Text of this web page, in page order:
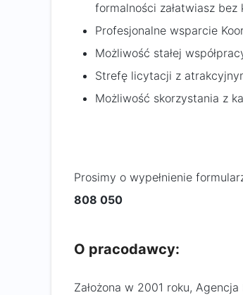
formalności załatwiasz
Profesjonalne wsparcie
Możliwość stałej
Strefę licytacji z
Możliwość skorzystania z
Prosimy o wypełnienie
808 050
O pracodawcy:
Założona w 2001 roku,